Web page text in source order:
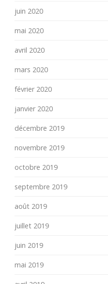
juin 2020
mai 2020
avril 2020
mars 2020
février 2020
janvier 2020
décembre 2019
novembre 2019
octobre 2019
septembre 2019
août 2019
juillet 2019
juin 2019
mai 2019